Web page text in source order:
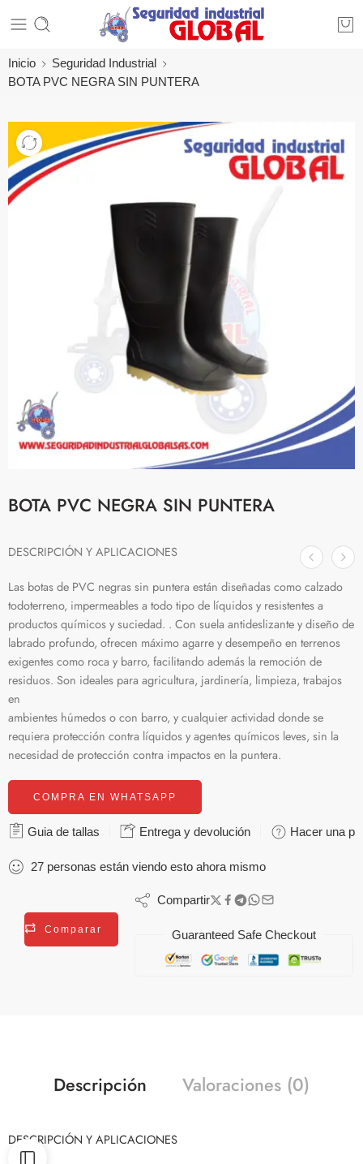
Inicio
Seguridad Industrial
BOTA PVC NEGRA SIN PUNTERA
BOTA PVC NEGRA SIN PUNTERA
DESCRIPCIÓN Y APLICACIONES
Las botas de PVC negras sin puntera están diseñadas como calzado
todoterreno, impermeables a todo tipo de líquidos y resistentes a
productos químicos y suciedad. . Con suela antideslizante y diseño de
labrado profundo, ofrecen máximo agarre y desempeño en terrenos
exigentes como roca y barro, facilitando además la remoción de
residuos. Son ideales para agricultura, jardinería, limpieza, trabajos
en
ambientes húmedos o con barro, y cualquier actividad donde se
requiera protección contra líquidos y agentes químicos leves, sin la
necesidad de protección contra impactos en la puntera.
COMPRA EN WHATSAPP
Guia de tallas Entrega y devolución Hacer una
27 personas están viendo esto ahora mismo
Comparar
Compartir
Guaranteed Safe Checkout
Descripción Valoraciones (0)
DESCRIPCIÓN Y APLICACIONES